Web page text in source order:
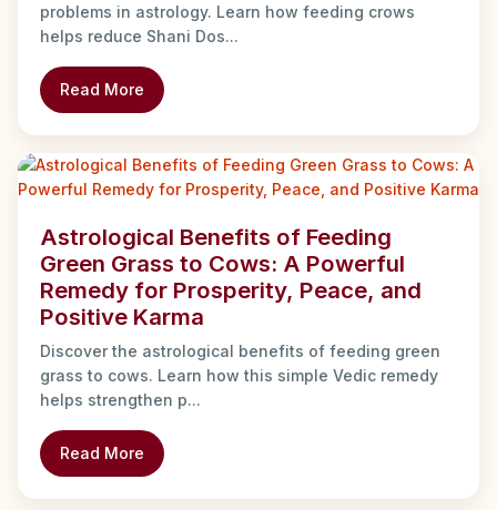
problems in astrology. Learn how feeding crows
helps reduce Shani Dos...
Read More
Astrological Benefits of Feeding
Green Grass to Cows: A Powerful
Remedy for Prosperity, Peace, and
Positive Karma
Discover the astrological benefits of feeding green
grass to cows. Learn how this simple Vedic remedy
helps strengthen p...
Read More